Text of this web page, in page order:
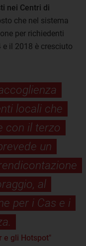
nei Centri di
che nel sistema
per richiedenti
il 2018 è cresciuto
locali che
con il terzo
un
al
per i Cas e i
e gli Hotspot"